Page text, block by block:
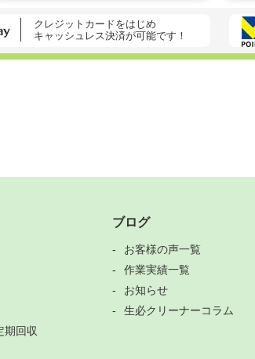
クレジットカードをはじめ
キャッシュレス決済が可能です！
期回収
ブログ
お客様の声一覧
作業実績一覧
お知らせ
生必クリーナーコラム